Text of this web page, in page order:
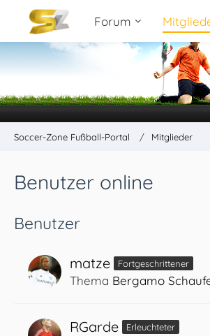
Forum
Soccer-Zone Fußball-Portal Mitglieder
Benutzer online
Benutzer
matze Fortgeschrittener
Thema Bergamo
RGarde Erleuchteter